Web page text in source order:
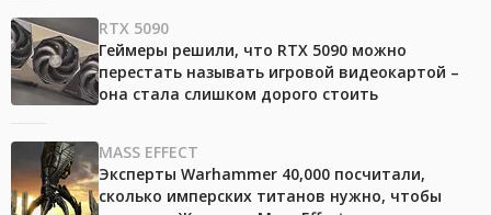
RTX 5090
Геймеры решили, что RTX 5090 можно
перестать называть игровой видеокартой –
она стала слишком дорого стоить
MASS EFFECT
Эксперты Warhammer 40,000 посчитали,
сколько имперских титанов нужно, чтобы